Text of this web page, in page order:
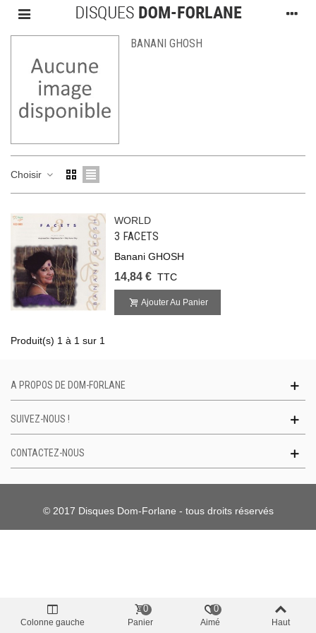
BANANI GHOSH
Choisir
WORLD
3 FACETS
Banani GHOSH
14,84 € TTC
Ajouter Au Panier
Produit(s) 1 à 1 sur 1
A PROPOS DE DOM-FORLANE
SUIVEZ-NOUS !
CONTACTEZ-NOUS
© 2017 Disques Dom-Forlane - tous droits réservés
Colonne gauche Panier
0
Aimé
0
Haut